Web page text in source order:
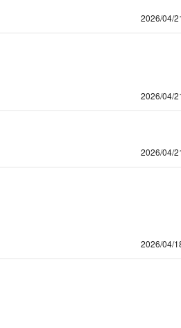
2026/04/
2026/04/
2026/04/
2026/04/